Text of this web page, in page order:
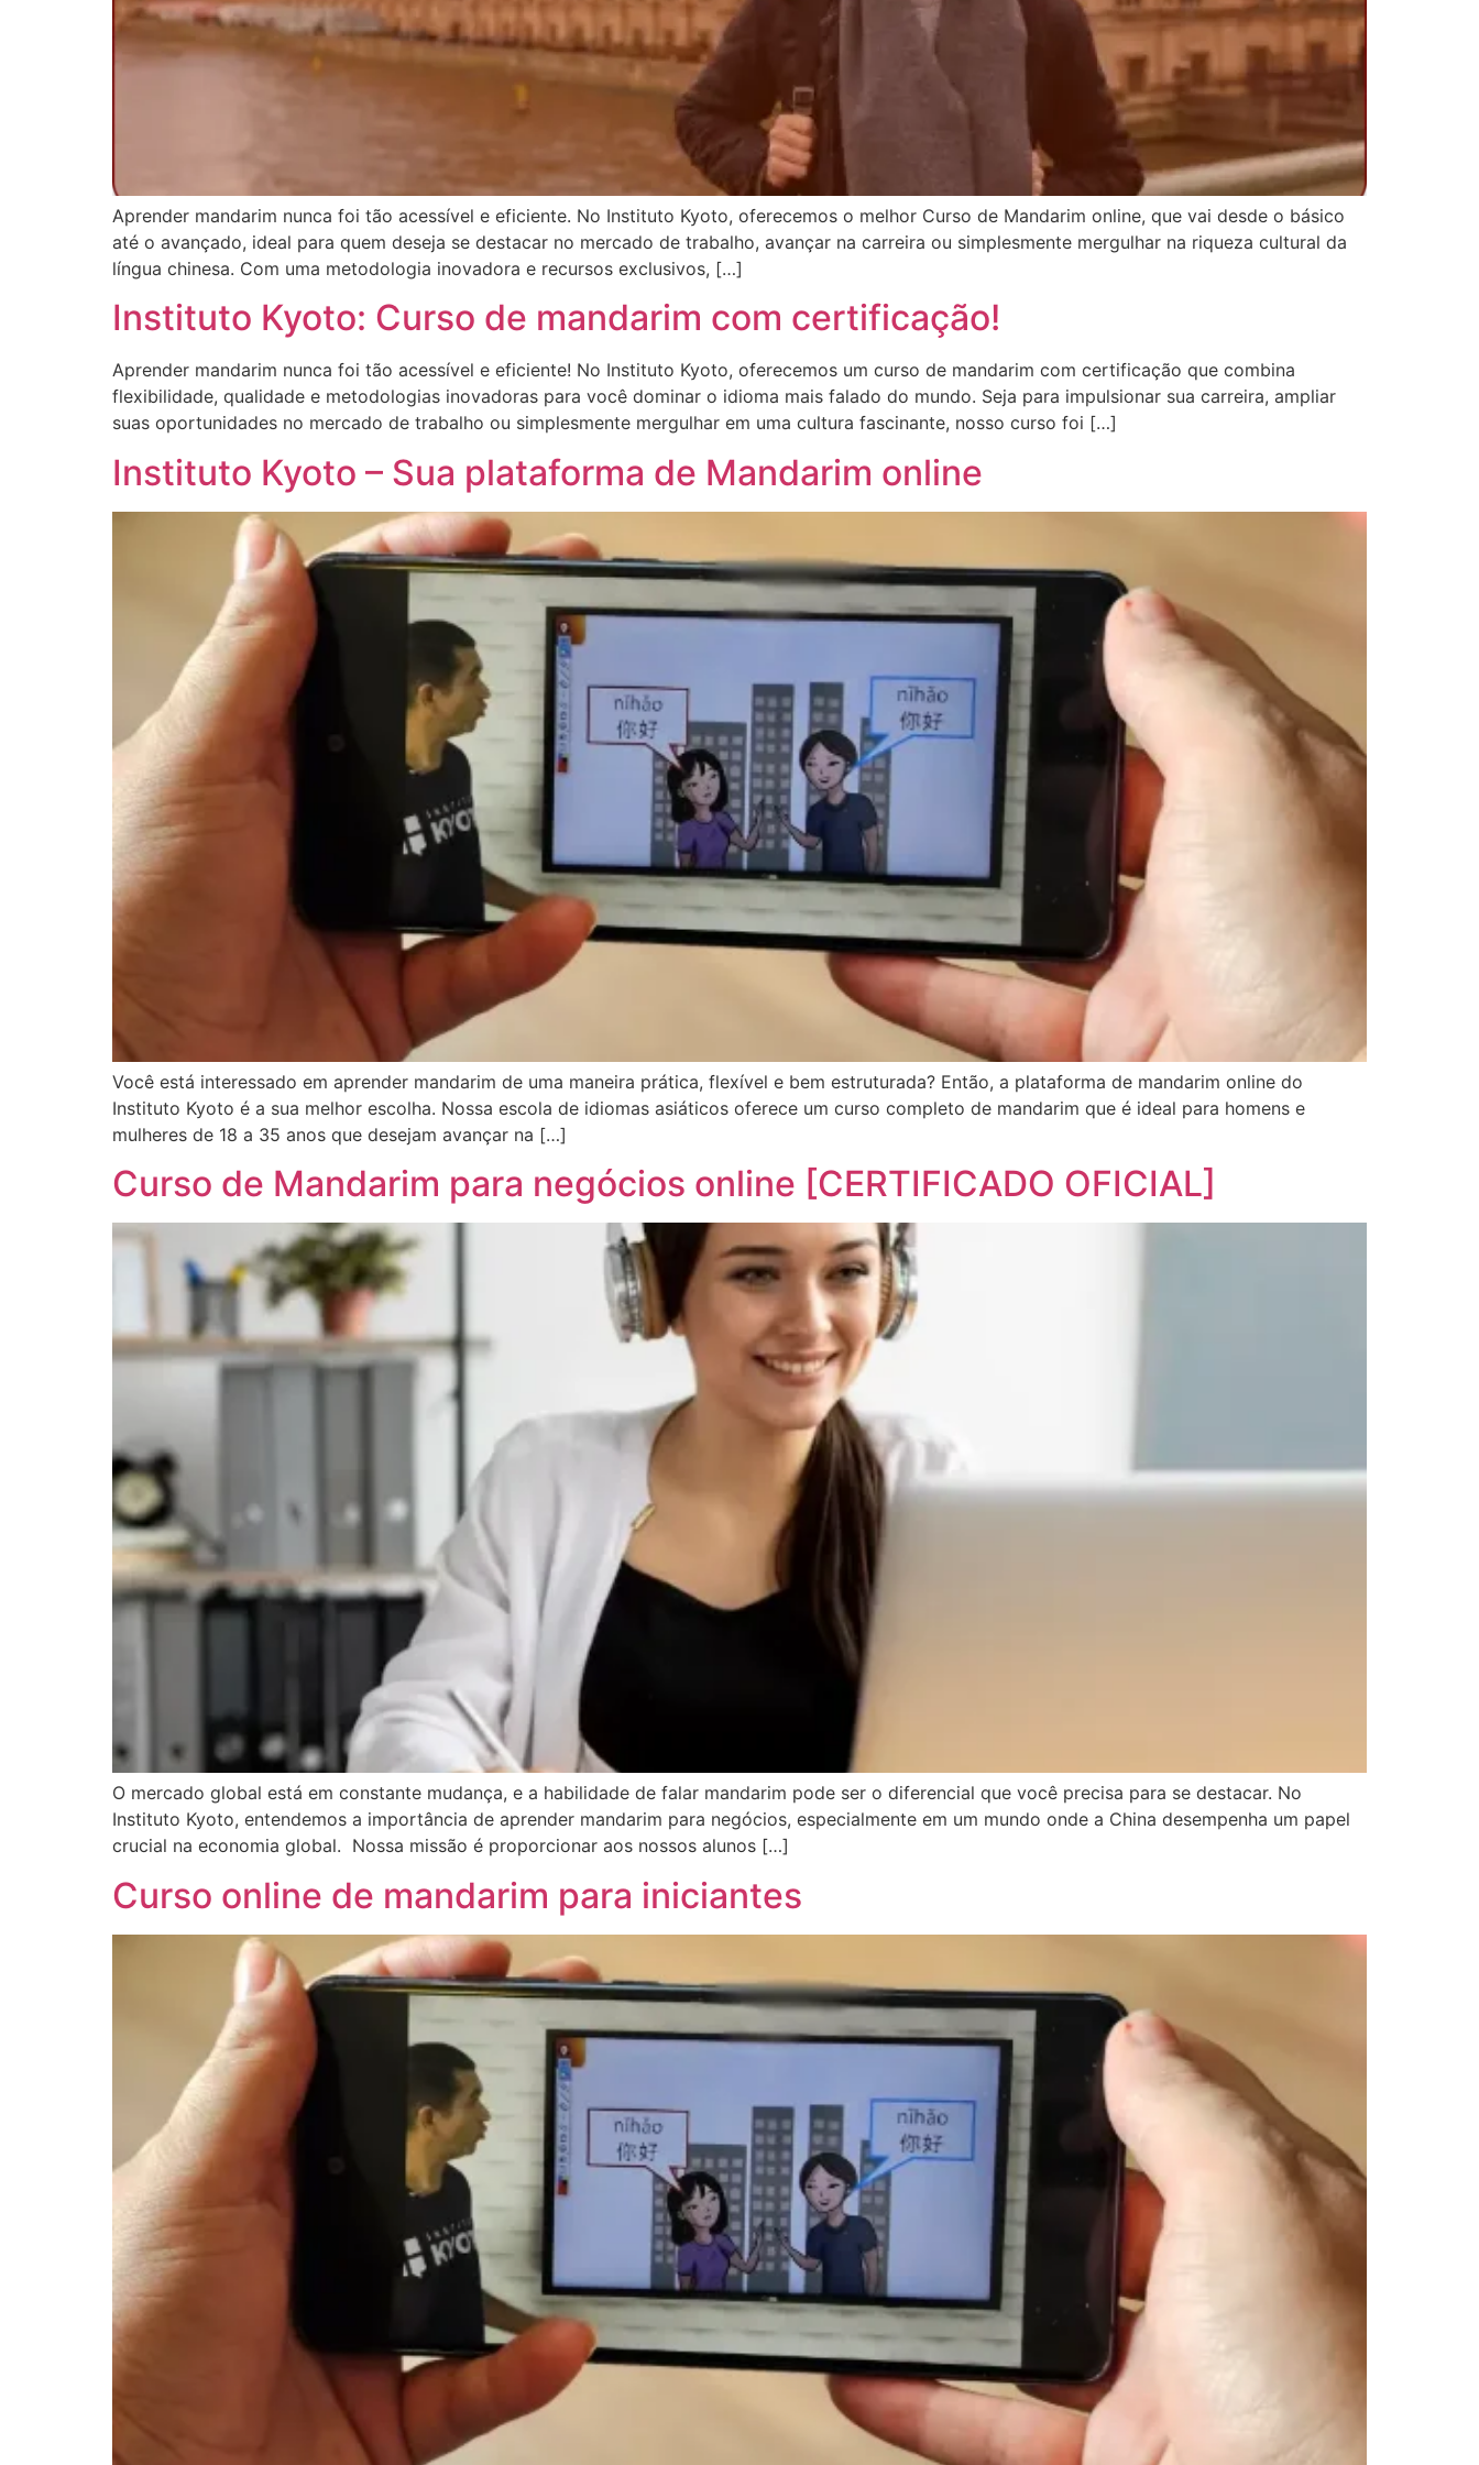
Aprender mandarim nunca foi tão acessível e eficiente. No Instituto Kyoto, oferecemos o melhor Curso de Mandarim online, que vai desde o básico
até o avançado, ideal para quem deseja se destacar no mercado de trabalho, avançar na carreira ou simplesmente mergulhar na riqueza cultural da
língua chinesa. Com uma metodologia inovadora e recursos exclusivos, […]
Instituto Kyoto: Curso de mandarim com certificação!
Aprender mandarim nunca foi tão acessível e eficiente! No Instituto Kyoto, oferecemos um curso de mandarim com certificação que combina
flexibilidade, qualidade e metodologias inovadoras para você dominar o idioma mais falado do mundo. Seja para impulsionar sua carreira, ampliar
suas oportunidades no mercado de trabalho ou simplesmente mergulhar em uma cultura fascinante, nosso curso foi […]
Instituto Kyoto – Sua plataforma de Mandarim online
Você está interessado em aprender mandarim de uma maneira prática, flexível e bem estruturada? Então, a plataforma de mandarim online do
Instituto Kyoto é a sua melhor escolha. Nossa escola de idiomas asiáticos oferece um curso completo de mandarim que é ideal para homens e
mulheres de 18 a 35 anos que desejam avançar na […]
Curso de Mandarim para negócios online [CERTIFICADO OFICIAL]
O mercado global está em constante mudança, e a habilidade de falar mandarim pode ser o diferencial que você precisa para se destacar. No
Instituto Kyoto, entendemos a importância de aprender mandarim para negócios, especialmente em um mundo onde a China desempenha um papel
crucial na economia global. Nossa missão é proporcionar aos nossos alunos […]
Curso online de mandarim para iniciantes